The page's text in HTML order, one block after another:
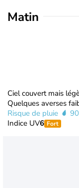
Matin
Ciel couvert mais
Quelques averses
Risque de pluie
Indice UV6 Fort